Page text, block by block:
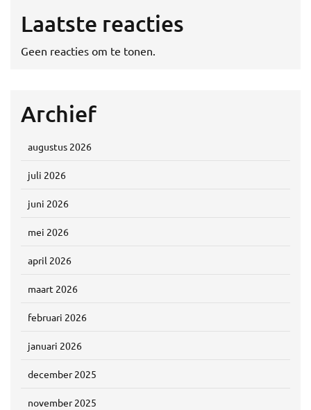
Laatste reacties
Geen reacties om te tonen.
Archief
augustus 2026
juli 2026
juni 2026
mei 2026
april 2026
maart 2026
februari 2026
januari 2026
december 2025
november 2025